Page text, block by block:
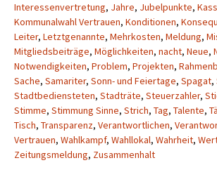
Interessenvertretung, Jahre, Jubelpunkte,
Kommunalwahl Vertrauen, Konditionen,
Leiter, Letztgenannte, Mehrkosten, Meldung,
Mitgliedsbeiträge, Möglichkeiten, nacht, Neue,
Notwendigkeiten, Problem, Projekten,
Sache, Samariter, Sonn- und Feiertage, Spagat,
Stadtbediensteten, Stadträte, Steuerzahler,
Stimme, Stimmung Sinne, Strich, Tag, Talente,
Tisch, Transparenz, Verantwortlichen,
Vertrauen, Wahlkampf, Wahllokal, Wahrheit,
Zeitungsmeldung, Zusammenhalt